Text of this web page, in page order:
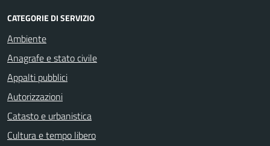
CATEGORIE DI SERVIZIO
Ambiente
Anagrafe e stato civile
Appalti pubblici
Autorizzazioni
Catasto e urbanistica
Cultura e tempo libero